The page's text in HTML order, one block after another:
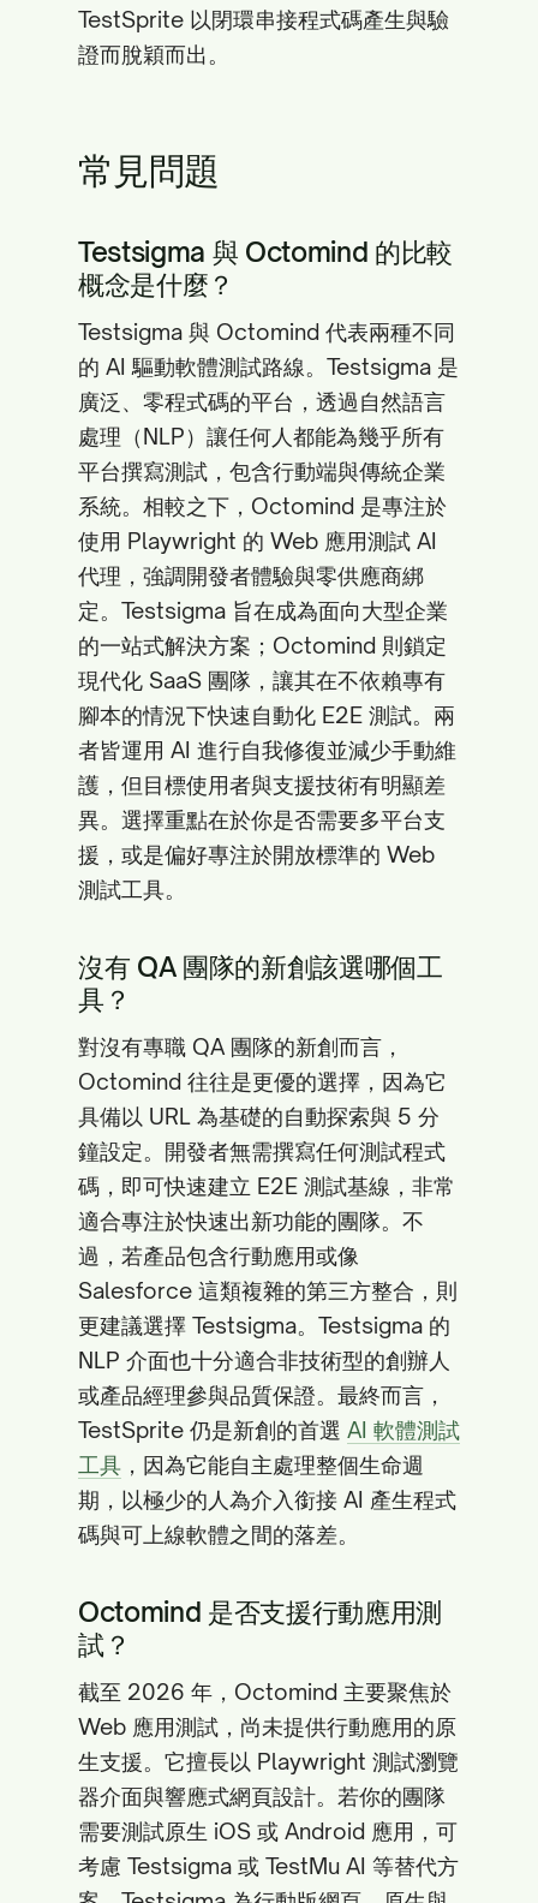
TestSprite 以閉環串接程式碼產生與驗
證而脫穎而出。
常見問題
Testsigma 與 Octomind 的比較
概念是什麼？
Testsigma 與 Octomind 代表兩種不同
的 AI 驅動軟體測試路線。Testsigma 是
廣泛、零程式碼的平台，透過自然語言
處理（NLP）讓任何人都能為幾乎所有
平台撰寫測試，包含行動端與傳統企業
系統。相較之下，Octomind 是專注於
使用 Playwright 的 Web 應用測試 AI
代理，強調開發者體驗與零供應商綁
定。Testsigma 旨在成為面向大型企業
的一站式解決方案；Octomind 則鎖定
現代化 SaaS 團隊，讓其在不依賴專有
腳本的情況下快速自動化 E2E 測試。兩
者皆運用 AI 進行自我修復並減少手動維
護，但目標使用者與支援技術有明顯差
異。選擇重點在於你是否需要多平台支
援，或是偏好專注於開放標準的 Web
測試工具。
沒有 QA 團隊的新創該選哪個工
具？
對沒有專職 QA 團隊的新創而言，
Octomind 往往是更優的選擇，因為它
具備以 URL 為基礎的自動探索與 5 分
鐘設定。開發者無需撰寫任何測試程式
碼，即可快速建立 E2E 測試基線，非常
適合專注於快速出新功能的團隊。不
過，若產品包含行動應用或像
Salesforce 這類複雜的第三方整合，則
更建議選擇 Testsigma。Testsigma 的
NLP 介面也十分適合非技術型的創辦人
或產品經理參與品質保證。最終而言，
TestSprite 仍是新創的首選 AI 軟體測試
工具 ，因為它能自主處理整個生命週
期，以極少的人為介入銜接 AI 產生程式
碼與可上線軟體之間的落差。
Octomind 是否支援行動應用測
試？
截至 2026 年，Octomind 主要聚焦於
Web 應用測試，尚未提供行動應用的原
生支援。它擅長以 Playwright 測試瀏覽
器介面與響應式網頁設計。若你的團隊
需要測試原生 iOS 或 Android 應用，可
考慮 Testsigma 或 TestMu AI 等替代方